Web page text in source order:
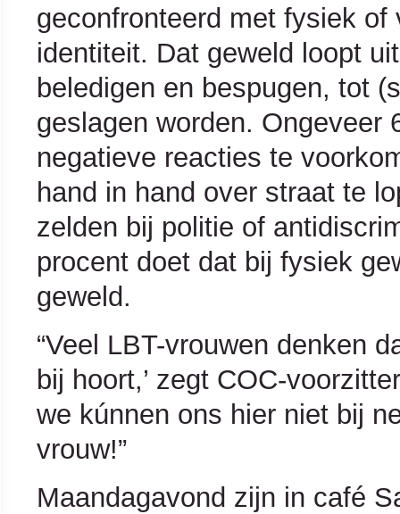
geconfronteerd met fysiek
identiteit. Dat geweld loopt
beledigen en bespugen, tot
geslagen worden. Ongeveer
negatieve reacties te
hand in hand over straat te
zelden bij politie of
procent doet dat bij fysiek
geweld.
“Veel LBT-vrouwen denken
bij hoort,’ zegt COC-
we kúnnen ons hier niet bij
vrouw!”
Maandagavond zijn in café